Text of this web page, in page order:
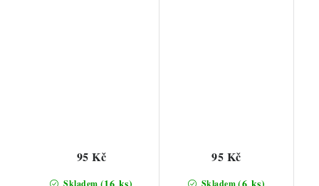
Skladem
95 Kč
Skladem
95 Kč